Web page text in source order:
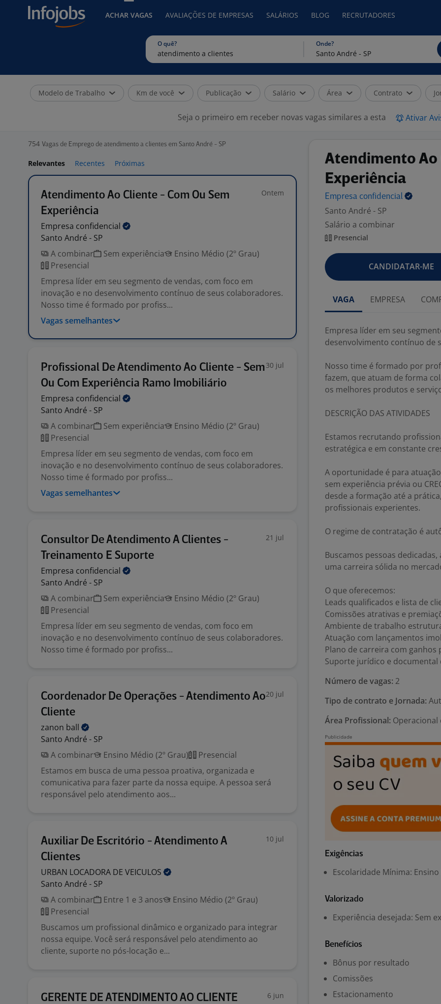
ACHAR VAGAS AVALIAÇÕES DE EMPRESAS SALÁRIOS BLOG RECRUTADORES
O quê? Onde?
Modelo de Trabalho Km de você Publicação Salário Área Contrato
Seja o primeiro em receber novas vagas similares a esta Ativar
754 Vagas de Emprego de atendimento a clientes em Santo André - SP
Relevantes Recentes Próximas
Atendimento Ao Cliente - Com Ou Sem
Experiência
Ontem
Empresa confidencial
Santo André - SP
A combinar
Sem experiência
Ensino Médio (2º Grau)
Presencial
Empresa líder em seu segmento de vendas, com foco em
inovação e no desenvolvimento contínuo de seus colaboradores.
Nosso time é formado por profiss...
Vagas semelhantes
Profissional De Atendimento Ao Cliente - Sem
Ou Com Experiência Ramo Imobiliário
30 jul
Empresa confidencial
Santo André - SP
A combinar
Sem experiência
Ensino Médio (2º Grau)
Presencial
Empresa líder em seu segmento de vendas, com foco em
inovação e no desenvolvimento contínuo de seus colaboradores.
Nosso time é formado por profiss...
Vagas semelhantes
Consultor De Atendimento A Clientes -
Treinamento E Suporte
21 jul
Empresa confidencial
Santo André - SP
A combinar
Sem experiência
Ensino Médio (2º Grau)
Presencial
Empresa líder em seu segmento de vendas, com foco em
inovação e no desenvolvimento contínuo de seus colaboradores.
Nosso time é formado por profiss...
Coordenador De Operações - Atendimento Ao
Cliente
20 jul
zanon ball
Santo André - SP
A combinar
Ensino Médio (2º Grau)
Presencial
Estamos em busca de uma pessoa proativa, organizada e
comunicativa para fazer parte da nossa equipe. A pessoa será
responsável pelo atendimento aos...
Auxiliar De Escritório - Atendimento A
Clientes
10 jul
URBAN LOCADORA DE VEICULOS
Santo André - SP
A combinar
Entre 1 e 3 anos
Ensino Médio (2º Grau)
Presencial
Buscamos um profissional dinâmico e organizado para integrar
nossa equipe. Você será responsável pelo atendimento ao
cliente, suporte no pós-locação e...
GERENTE DE ATENDIMENTO AO CLIENTE 6 jun
Atendimento Ao
Experiência
Empresa confidencial
Santo André - SP
Salário a combinar
Presencial
CANDIDATAR-ME
VAGA EMPRESA
Empresa líder em seu
desenvolvimento contínuo de
Nosso time é formado por
fazem, que atuam de forma
os melhores produtos e
DESCRIÇÃO DAS ATIVIDADES
Estamos recrutando
estratégica e em constante
A oportunidade é para
sem experiência prévia ou
desde a formação até a
profissionais experientes.
O regime de contratação é
Buscamos pessoas
uma carreira sólida no
O que oferecemos:
Leads qualificados e lista de
Comissões atrativas e
Ambiente de trabalho
Atuação com lançamentos
Plano de carreira com
Suporte jurídico e documental
Número de vagas: 2
Tipo de contrato e Jornada:
Área Profissional: Operacional
Exigências
Escolaridade Mínima: Ensino
Valorizado
Experiência desejada: Sem
Benefícios
Bônus por resultado
Comissões
Estacionamento